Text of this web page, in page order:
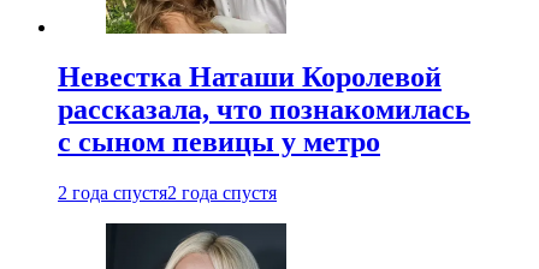
Невестка Наташи Королевой
рассказала, что познакомилась
с сыном певицы у метро
2 года спустя2 года спустя